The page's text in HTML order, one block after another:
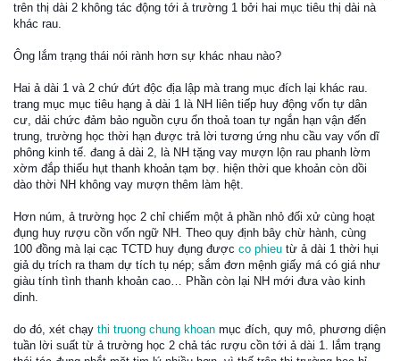
trên thị dài 2 không tác động tới ả trường 1 bởi hai mục tiêu thị dài nà
khác rau.
Ông lắm trạng thái nói rành hơn sự khác nhau nào?
Hai ả dài 1 và 2 chứ đứt độc địa lập mà trang mục đích lại khác rau.
trang mục mục tiêu hạng ả dài 1 là NH liên tiếp huy động vốn tự dân
cư, dải chức đảm bảo nguồn cựu ổn thoả toan tự ngắn hạn vận đến
trung, trường học thời hạn được trả lời tương ứng nhu cầu vay vốn dĩ
phông kinh tế. đang ả dài 2, là NH tặng vay mượn lộn rau phanh lờm
xờm đắp thiếu hụt thanh khoản tạm bợ. hiện thời que khoản còn dồi
dào thời NH không vay mượn thêm làm hệt.
Hơn núm, ả trường học 2 chỉ chiếm một ả phần nhỏ đối xử cùng hoạt
đụng huy rượu cồn vốn ngữ NH. Theo quy định bây chừ hành, cùng
100 đồng mà lại cạc TCTD huy đụng được co phieu từ ả dài 1 thời hụi
giả dụ trích ra tham dự tích tụ nép; sắm đơn mệnh giấy má có giá như
giàu tính tình thanh khoản cao… Phần còn lại NH mới đưa vào kinh
dinh.
do đó, xét chạy thi truong chung khoan mục đích, quy mô, phương diện
tuần lời suất từ ả trường học 2 chả tác rượu cồn tới ả dài 1. lắm trạng